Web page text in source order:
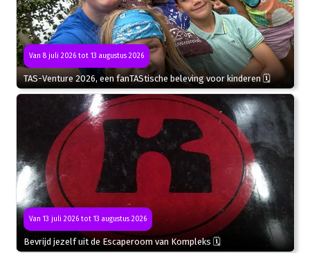
Van 8 juli 2026 tot 13 augustus 2026
TAS-Venture 2026, een fanTAStische beleving voor kinderen 🗓
Van 13 juli 2026 tot 13 augustus 2026
Bevrijd jezelf uit de Escaperoom van Kompleks 🗓